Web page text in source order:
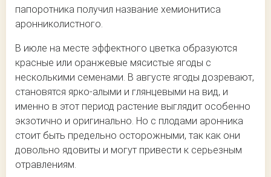
папоротника получил название хемионитиса
аронниколистного.
В июле на месте эффектного цветка образуются
красные или оранжевые мясистые ягоды с
несколькими семенами. В августе ягоды дозревают,
становятся ярко-алыми и глянцевыми на вид, и
именно в этот период растение выглядит особенно
экзотично и оригинально. Но с плодами аронника
стоит быть предельно осторожными, так как они
довольно ядовиты и могут привести к серьезным
отравлениям.